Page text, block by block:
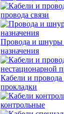
провода связи
Провода и шнуры
назначения
Кабели и провода
прокладки
контрольные